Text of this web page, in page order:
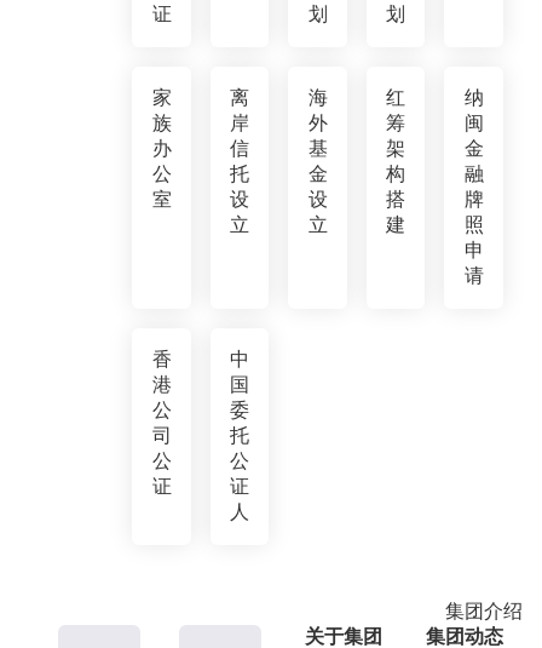
证
划
划
家
族
办
公
室
离
岸
信
托
设
立
海
外
基
金
设
立
红
筹
架
构
搭
建
纳
闽
金
融
牌
照
申
请
香
港
公
司
公
证
中
国
委
托
公
证
人
集团介绍
关于集团
集团动态